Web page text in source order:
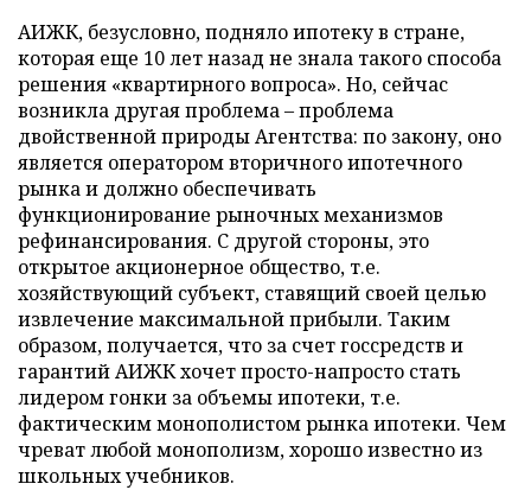
АИЖК, безусловно, подняло ипотеку в стране,
которая еще 10 лет назад не знала такого способа
решения «квартирного вопроса». Но, сейчас
возникла другая проблема – проблема
двойственной природы Агентства: по закону, оно
является оператором вторичного ипотечного
рынка и должно обеспечивать
функционирование рыночных механизмов
рефинансирования. С другой стороны, это
открытое акционерное общество, т.е.
хозяйствующий субъект, ставящий своей целью
извлечение максимальной прибыли. Таким
образом, получается, что за счет госсредств и
гарантий АИЖК хочет просто-напросто стать
лидером гонки за объемы ипотеки, т.е.
фактическим монополистом рынка ипотеки. Чем
чреват любой монополизм, хорошо известно из
школьных учебников.